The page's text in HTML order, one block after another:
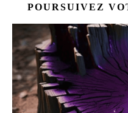
POURSUIVEZ